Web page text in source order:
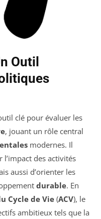
Outil
clé pour évaluer les
, jouant un rôle central
modernes. Il
des activités
aussi d’orienter les
durable. En
Cycle de Vie (ACV), le
ambitieux tels que la